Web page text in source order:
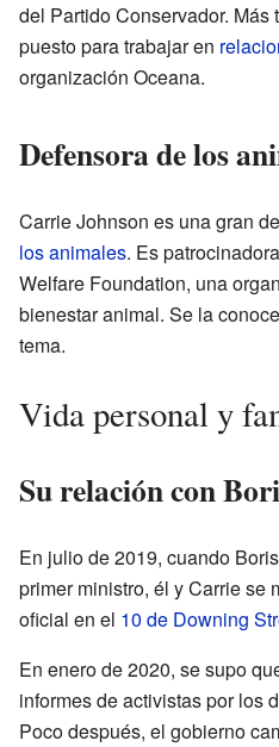
del Partido Conservador. Más
puesto para trabajar en
organización Oceana.
Defensora de los
Carrie Johnson es una gran
los animales. Es
Welfare Foundation, una
bienestar animal. Se la
tema.
Vida personal y
Su relación con
En julio de 2019, cuando
primer ministro, él y Carrie se
oficial en el 10 de Downing
En enero de 2020, se supo
informes de activistas por los
Poco después, el gobierno